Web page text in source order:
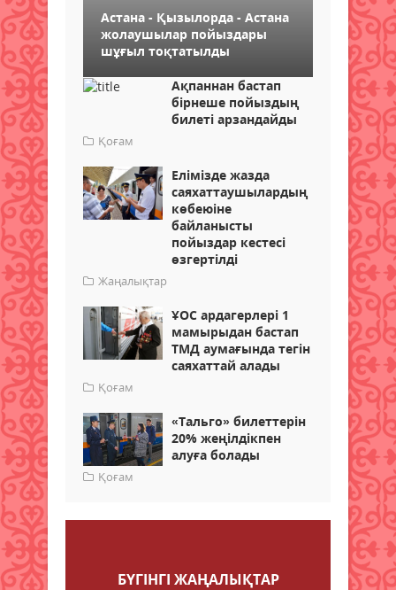
Астана - Қызылорда - Астана
жолаушылар пойыздары
шұғыл тоқтатылды
Ақпаннан бастап
бірнеше пойыздың
билеті арзандайды
Қоғам
Елімізде жазда
саяхаттаушылардың
көбеюіне
байланысты
пойыздар кестесі
өзгертілді
Жаңалықтар
ҰОС ардагерлері 1
мамырыдан бастап
ТМД аумағында тегін
саяхаттай алады
Қоғам
«Tальго» билеттерін
20% жеңілдікпен
алуға болады
Қоғам
БҮГІНГI ЖАҢАЛЫҚТАР